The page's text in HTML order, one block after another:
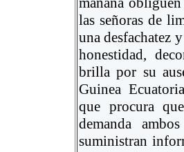
las señoras de
una desfachatez
honestidad,
brilla por su
Guinea
que procura
demanda
suministran